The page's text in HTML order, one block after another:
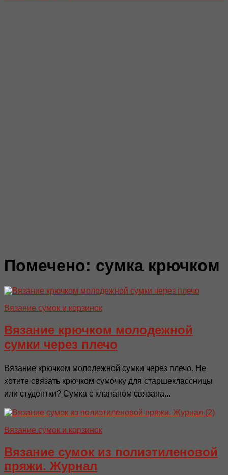
Помечено: сумка крючком
Вязание сумок и корзинок
Вязание крючком молодежной
сумки через плечо
Вязание крючком молодежной сумки через плечо. Не
хотите связать крючком сумочку для старшеклассницы
или студентки? Сумка с клапаном связана...
Вязание сумок и корзинок
Вязание сумок из полиэтиленовой
пряжи. Журнал